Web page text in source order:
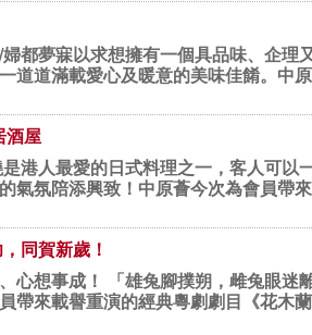
都夢寐以求想擁有一個具品味、企理
道道滿載愛心及暖意的美味佳餚。中
酒屋
港人最愛的日式料理之一，客人可
氣氛陪添興致！中原薈今次為會員帶
同賀新歲！
兔傍地走，安能辨我是雄
帶來載譽重演的經典粵劇劇目《花木